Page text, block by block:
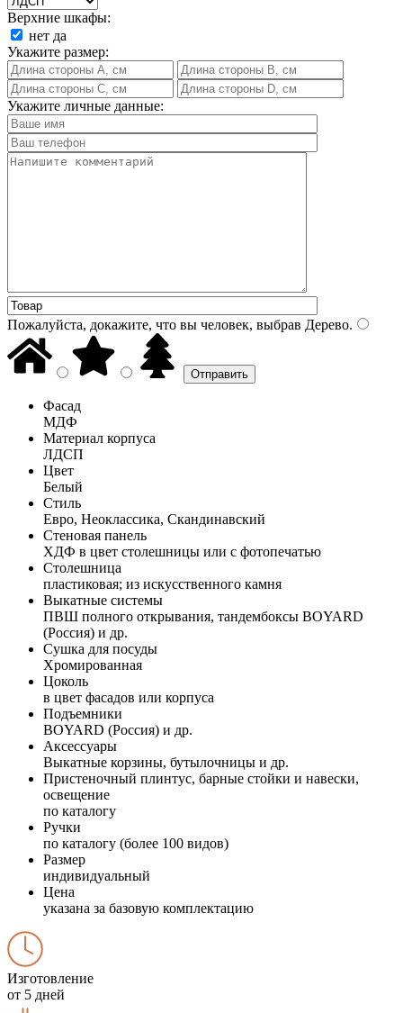
Верхние шкафы:
нет да
Укажите размер:
Укажите личные данные:
Пожалуйста, докажите, что вы человек, выбрав Дерево.
Фасад
МДФ
Материал корпуса
ЛДСП
Цвет
Белый
Стиль
Евро, Неоклассика, Скандинавский
Стеновая панель
ХДФ в цвет столешницы или с фотопечатью
Столешница
пластиковая; из искусственного камня
Выкатные системы
ПВШ полного открывания, тандембоксы BOYARD
(Россия) и др.
Сушка для посуды
Хромированная
Цоколь
в цвет фасадов или корпуса
Подъемники
BOYARD (Россия) и др.
Аксессуары
Выкатные корзины, бутылочницы и др.
Пристеночный плинтус, барные стойки и навески,
освещение
по каталогу
Ручки
по каталогу (более 100 видов)
Размер
индивидуальный
Цена
указана за базовую комплектацию
Изготовление
от 5 дней